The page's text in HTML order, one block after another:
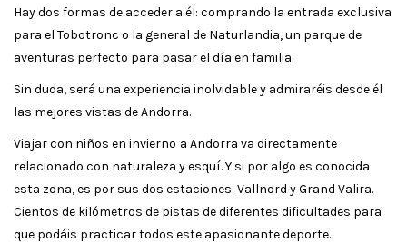
Hay dos formas de acceder a él: comprando la entrada exclusiva
para el Tobotronc o la general de Naturlandia, un parque de
aventuras perfecto para pasar el día en familia.
Sin duda, será una experiencia inolvidable y admiraréis desde él
las mejores vistas de Andorra.
Viajar con niños en invierno a Andorra va directamente
relacionado con naturaleza y esquí. Y si por algo es conocida
esta zona, es por sus dos estaciones: Vallnord y Grand Valira.
Cientos de kilómetros de pistas de diferentes dificultades para
que podáis practicar todos este apasionante deporte.